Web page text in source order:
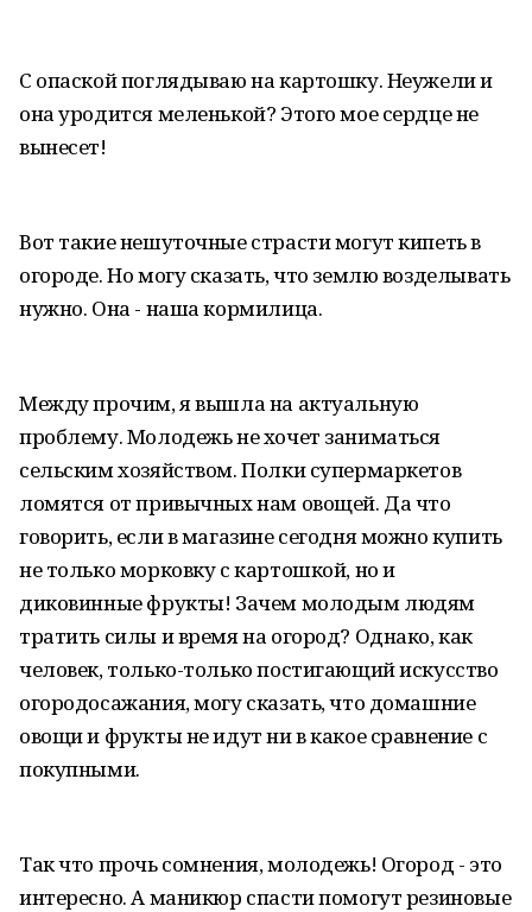
С опаской поглядываю на картошку. Неужели и
она уродится меленькой? Этого мое сердце не
вынесет!
Вот такие нешуточные страсти могут кипеть в
огороде. Но могу сказать, что землю возделывать
нужно. Она - наша кормилица.
Между прочим, я вышла на актуальную
проблему. Молодежь не хочет заниматься
сельским хозяйством. Полки супермаркетов
ломятся от привычных нам овощей. Да что
говорить, если в магазине сегодня можно купить
не только морковку с картошкой, но и
диковинные фрукты! Зачем молодым людям
тратить силы и время на огород? Однако, как
человек, только-только постигающий искусство
огородосажания, могу сказать, что домашние
овощи и фрукты не идут ни в какое сравнение с
покупными.
Так что прочь сомнения, молодежь! Огород - это
интересно. А маникюр спасти помогут резиновые